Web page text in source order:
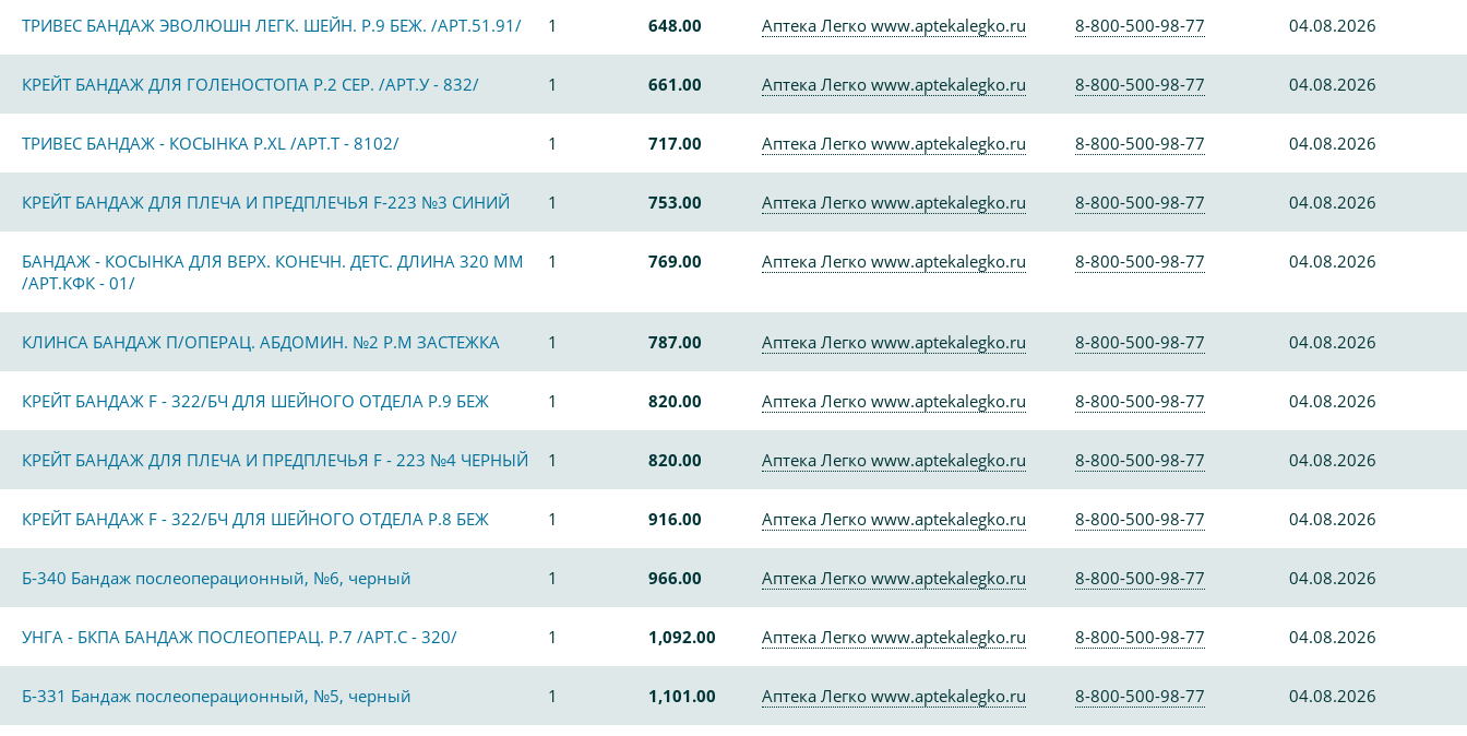
ТРИВЕС БАНДАЖ ЭВОЛЮШН ЛЕГК. ШЕЙН. Р.9 БЕЖ. /АРТ.51.91/ 1 648.00 Аптека Легко www.aptekalegko.ru 8-800-500-98-77 04.08.2026
КРЕЙТ БАНДАЖ ДЛЯ ГОЛЕНОСТОПА Р.2 СЕР. /АРТ.У - 832/ 1 661.00 Аптека Легко www.aptekalegko.ru 8-800-500-98-77 04.08.2026
ТРИВЕС БАНДАЖ - КОСЫНКА Р.XL /АРТ.Т - 8102/ 1 717.00 Аптека Легко www.aptekalegko.ru 8-800-500-98-77 04.08.2026
КРЕЙТ БАНДАЖ ДЛЯ ПЛЕЧА И ПРЕДПЛЕЧЬЯ F-223 №3 СИНИЙ 1 753.00 Аптека Легко www.aptekalegko.ru 8-800-500-98-77 04.08.2026
БАНДАЖ - КОСЫНКА ДЛЯ ВЕРХ. КОНЕЧН. ДЕТС. ДЛИНА 320 ММ
/АРТ.КФК - 01/
1 769.00 Аптека Легко www.aptekalegko.ru 8-800-500-98-77 04.08.2026
КЛИНСА БАНДАЖ П/ОПЕРАЦ. АБДОМИН. №2 Р.M ЗАСТЕЖКА 1 787.00 Аптека Легко www.aptekalegko.ru 8-800-500-98-77 04.08.2026
КРЕЙТ БАНДАЖ F - 322/БЧ ДЛЯ ШЕЙНОГО ОТДЕЛА Р.9 БЕЖ 1 820.00 Аптека Легко www.aptekalegko.ru 8-800-500-98-77 04.08.2026
КРЕЙТ БАНДАЖ ДЛЯ ПЛЕЧА И ПРЕДПЛЕЧЬЯ F - 223 №4 ЧЕРНЫЙ 1 820.00 Аптека Легко www.aptekalegko.ru 8-800-500-98-77 04.08.2026
КРЕЙТ БАНДАЖ F - 322/БЧ ДЛЯ ШЕЙНОГО ОТДЕЛА Р.8 БЕЖ 1 916.00 Аптека Легко www.aptekalegko.ru 8-800-500-98-77 04.08.2026
Б-340 Бандаж послеоперационный, №6, черный 1 966.00 Аптека Легко www.aptekalegko.ru 8-800-500-98-77 04.08.2026
УНГА - БКПА БАНДАЖ ПОСЛЕОПЕРАЦ. Р.7 /АРТ.С - 320/ 1 1,092.00 Аптека Легко www.aptekalegko.ru 8-800-500-98-77 04.08.2026
Б-331 Бандаж послеоперационный, №5, черный 1 1,101.00 Аптека Легко www.aptekalegko.ru 8-800-500-98-77 04.08.2026